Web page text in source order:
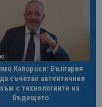
Капороси: България
съчетае автентичния
с технологиите на
бъдещето